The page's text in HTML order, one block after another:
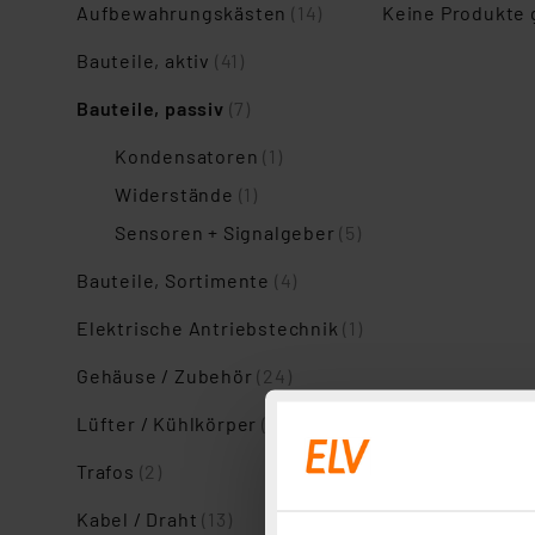
Aufbewahrungskästen(14)
Bauteile, aktiv (41)
Bauteile, passiv (7)
Kondensatoren(1)
Widerstände (1)
Sensoren + Signalgeber(5)
Bauteile, Sortimente (4)
Elektrische Antriebstechnik(1)
Gehäuse / Zubehör(24)
Lüfter / Kühlkörper(2)
Trafos (2)
Kabel / Draht(13)
Keine Produkte